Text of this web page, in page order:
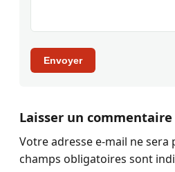
Envoyer
Laisser un commentaire
Votre adresse e-mail ne sera
champs obligatoires sont